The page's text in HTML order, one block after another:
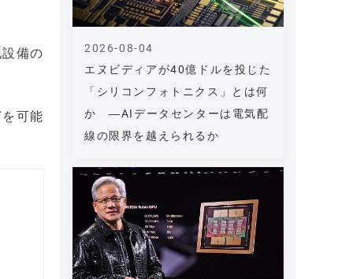
備の
可能
エヌビディアが40億ドルを投じた
「シリコンフォトニクス」とは何
か ―AIデータセンターは電気配
線の限界を越えられるか
2026-08-04